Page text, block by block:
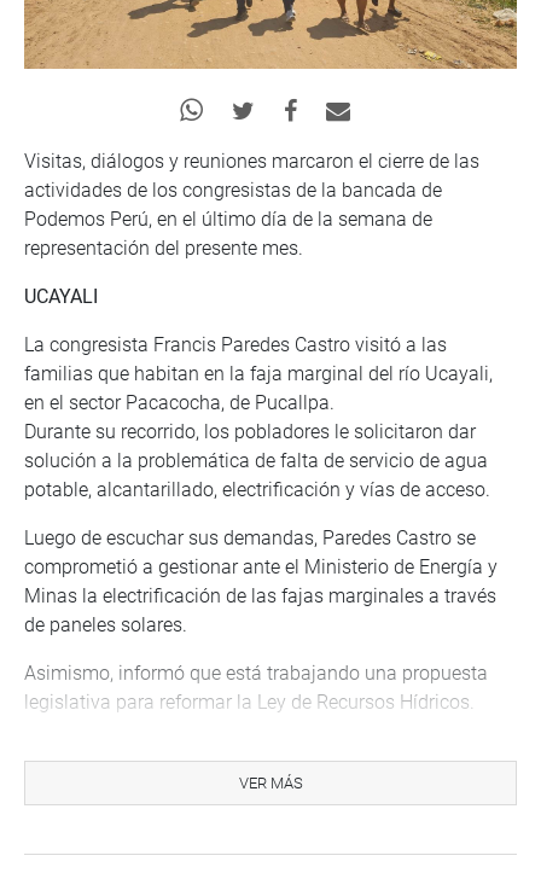
Visitas, diálogos y reuniones marcaron el cierre de las
actividades de los congresistas de la bancada de
Podemos Perú, en el último día de la semana de
representación del presente mes.
UCAYALI
La congresista Francis Paredes Castro visitó a las
familias que habitan en la faja marginal del río Ucayali,
en el sector Pacacocha, de Pucallpa.
Durante su recorrido, los pobladores le solicitaron dar
solución a la problemática de falta de servicio de agua
potable, alcantarillado, electrificación y vías de acceso.
Luego de escuchar sus demandas, Paredes Castro se
comprometió a gestionar ante el Ministerio de Energía y
Minas la electrificación de las fajas marginales a través
de paneles solares.
Asimismo, informó que está trabajando una propuesta
legislativa para reformar la Ley de Recursos Hídricos.
Por su parte, el parlamentario Carlos Zeballos Madariaga
Fiscalía Especializada en materia Ambiental de Puno,
VER MÁS